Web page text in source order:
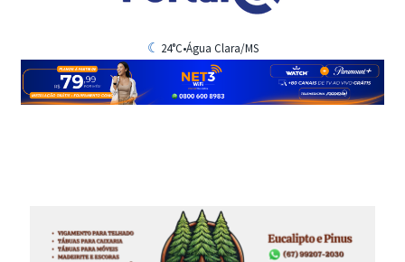
☾ 24°C•Água Clara/MS